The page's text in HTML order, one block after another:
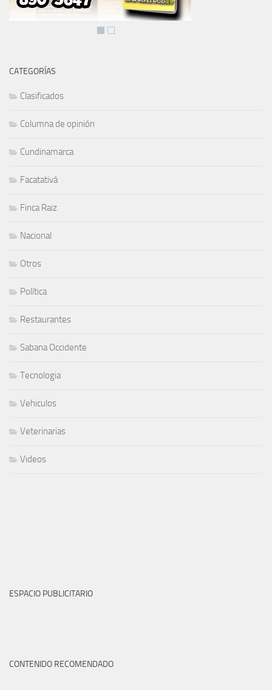
CATEGORÍAS
Clasificados
Columna de opinión
Cundinamarca
Facatativá
Finca Raiz
Nacional
Otros
Política
Restaurantes
Sabana Occidente
Tecnologia
Vehiculos
Veterinarias
Videos
ESPACIO PUBLICITARIO
CONTENIDO RECOMENDADO